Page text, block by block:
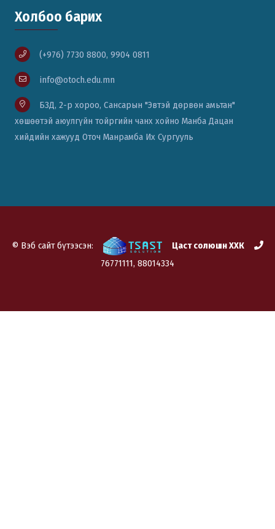
Холбоо барих
(+976) 7730 8800, 9904 0811
info@otoch.edu.mn
БЗД, 2-р хороо, Сансарын "Эвтэй дөрвөн амьтан"
хөшөөтэй аюулгүйн тойргийн чанх хойно Манба Дацан
хийдийн хажууд Оточ Манрамба Их Сургууль
© Вэб сайт бүтээсэн:
Цаст солюшн ХХК
76771111, 88014334